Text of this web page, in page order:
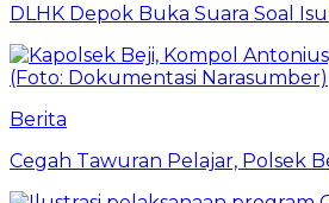
DLHK Depok Buka Suara Soal
Berita
Cegah Tawuran Pelajar, Polsek